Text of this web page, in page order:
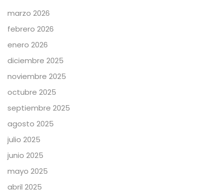
marzo 2026
febrero 2026
enero 2026
diciembre 2025
noviembre 2025
octubre 2025
septiembre 2025
agosto 2025
julio 2025
junio 2025
mayo 2025
abril 2025